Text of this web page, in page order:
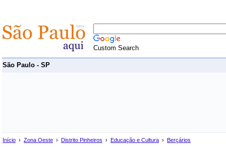
Custom Search
São Paulo - SP
Início › Zona Oeste › Distrito Pinheiros › Educação e Cultura › Berçários